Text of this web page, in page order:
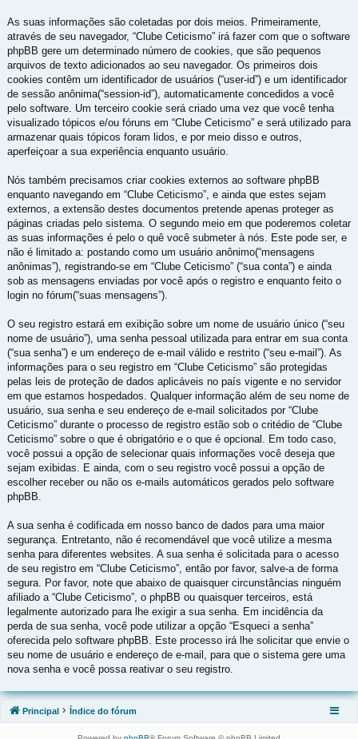
As suas informações são coletadas por dois meios. Primeiramente,
através de seu navegador, “Clube Ceticismo” irá fazer com que o software
phpBB gere um determinado número de cookies, que são pequenos
arquivos de texto adicionados ao seu navegador. Os primeiros dois
cookies contêm um identificador de usuários (“user-id”) e um identificador
de sessão anônima(“session-id”), automaticamente concedidos a você
pelo software. Um terceiro cookie será criado uma vez que você tenha
visualizado tópicos e/ou fóruns em “Clube Ceticismo” e será utilizado para
armazenar quais tópicos foram lidos, e por meio disso e outros,
aperfeiçoar a sua experiência enquanto usuário.
Nós também precisamos criar cookies externos ao software phpBB
enquanto navegando em “Clube Ceticismo”, e ainda que estes sejam
externos, a extensão destes documentos pretende apenas proteger as
páginas criadas pelo sistema. O segundo meio em que poderemos coletar
as suas informações é pelo o quê você submeter à nós. Este pode ser, e
não é limitado a: postando como um usuário anônimo(“mensagens
anônimas”), registrando-se em “Clube Ceticismo” (“sua conta”) e ainda
sob as mensagens enviadas por você após o registro e enquanto feito o
login no fórum(“suas mensagens”).
O seu registro estará em exibição sobre um nome de usuário único (“seu
nome de usuário”), uma senha pessoal utilizada para entrar em sua conta
(“sua senha”) e um endereço de e-mail válido e restrito (“seu e-mail”). As
informações para o seu registro em “Clube Ceticismo” são protegidas
pelas leis de proteção de dados aplicáveis no país vigente e no servidor
em que estamos hospedados. Qualquer informação além de seu nome de
usuário, sua senha e seu endereço de e-mail solicitados por “Clube
Ceticismo” durante o processo de registro estão sob o critédio de “Clube
Ceticismo” sobre o que é obrigatório e o que é opcional. Em todo caso,
você possui a opção de selecionar quais informações você deseja que
sejam exibidas. E ainda, com o seu registro você possui a opção de
escolher receber ou não os e-mails automáticos gerados pelo software
phpBB.
A sua senha é codificada em nosso banco de dados para uma maior
segurança. Entretanto, não é recomendável que você utilize a mesma
senha para diferentes websites. A sua senha é solicitada para o acesso
de seu registro em “Clube Ceticismo”, então por favor, salve-a de forma
segura. Por favor, note que abaixo de quaisquer circunstâncias ninguém
afiliado a “Clube Ceticismo”, o phpBB ou quaisquer terceiros, está
legalmente autorizado para lhe exigir a sua senha. Em incidência da
perda de sua senha, você pode utilizar a opção “Esqueci a senha”
oferecida pelo software phpBB. Este processo irá lhe solicitar que envie o
seu nome de usuário e endereço de e-mail, para que o sistema gere uma
nova senha e você possa reativar o seu registro.
Principal Índice do fórum